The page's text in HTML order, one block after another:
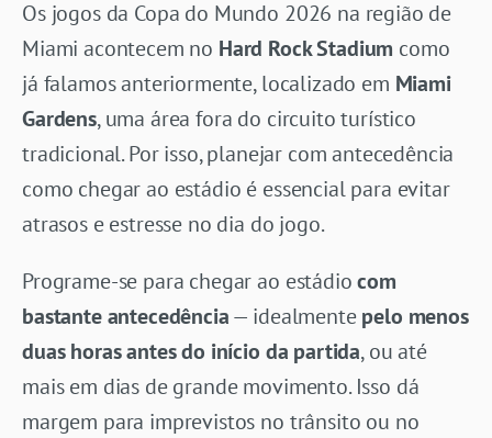
Os jogos da Copa do Mundo 2026 na região de
Miami acontecem no Hard Rock Stadium como
já falamos anteriormente, localizado em Miami
Gardens, uma área fora do circuito turístico
tradicional. Por isso, planejar com antecedência
como chegar ao estádio é essencial para evitar
atrasos e estresse no dia do jogo.
Programe-se para chegar ao estádiocom
bastante antecedência— idealmentepelo menos
duas horas antes do início da partida, ou até
mais em dias de grande movimento. Isso dá
margem para imprevistos no trânsito ou no